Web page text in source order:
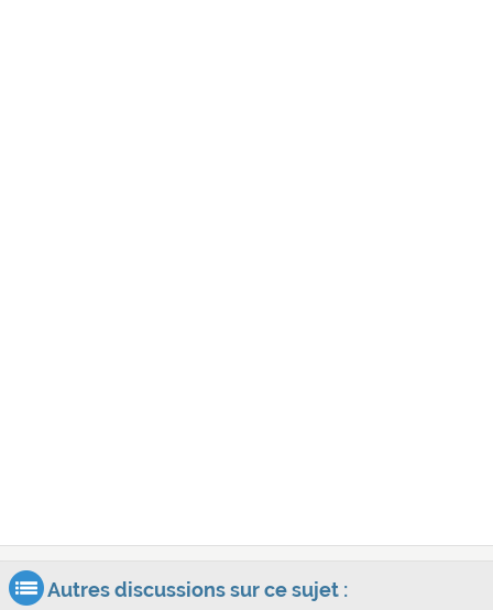
Autres discussions sur ce sujet :